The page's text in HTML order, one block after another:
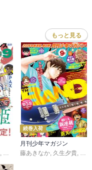
もっと見る
, ＦｉｏｋＬｅｅ,山口つばさ,城
続巻入荷
月刊少年マガジン
藤あきなか, 久生夕貴, 和